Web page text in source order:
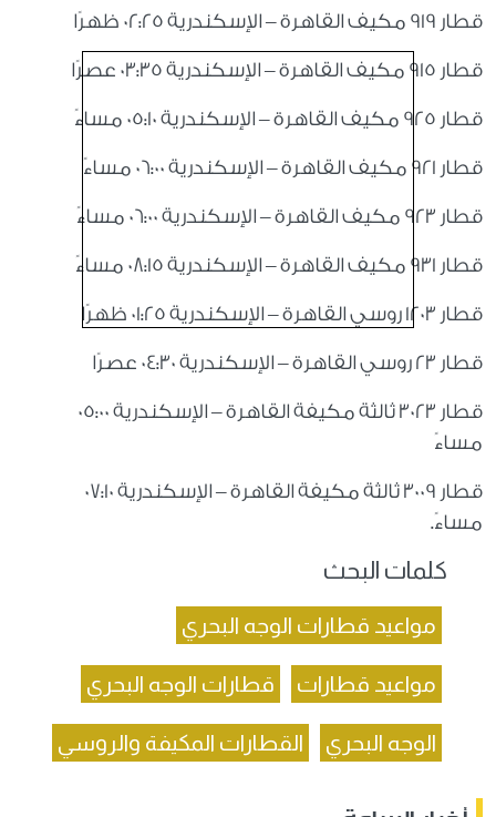
قطار 919 مكيف القاهرة – الإسكندرية 02:25 ظهرًا
قطار 915 مكيف القاهرة – الإسكندرية 03:35 عصرًا
قطار 925 مكيف القاهرة – الإسكندرية 05:10 مساءً
قطار 921 مكيف القاهرة – الإسكندرية 06:00 مساءً
قطار 923 مكيف القاهرة – الإسكندرية 06:00 مساءً
قطار 931 مكيف القاهرة – الإسكندرية 08:15 مساءً
قطار 1203 روسي القاهرة – الإسكندرية 01:25 ظهرًا
قطار 23 روسي القاهرة – الإسكندرية 04:30 عصرًا
قطار 3023 ثالثة مكيفة القاهرة – الإسكندرية 05:00
مساءً
قطار 3009 ثالثة مكيفة القاهرة – الإسكندرية 07:10
مساءً.
كلمات البحث
مواعيد قطارات الوجه البحري
مواعيد قطارات قطارات الوجه البحري
الوجه البحري القطارات المكيفة والروسي